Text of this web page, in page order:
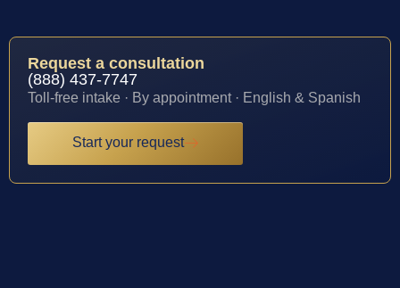
Request a consultation
(888) 437-7747
Toll-free intake · By appointment · English & Spanish
Start your request